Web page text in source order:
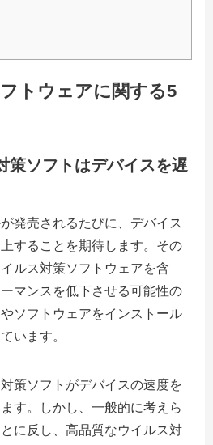
トウェアに関する5
策ソフトはデバイスを遅
発売されるたびに、デバイス
することを期待します。その
ルス対策ソフトウェアを含
マンスを低下させる可能性の
ソフトウェアをインストール
います。
策ソフトがデバイスの速度を
す。しかし、一般的に考えら
に反し、高品質なウイルス対